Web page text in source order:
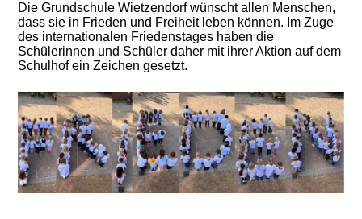
Die Grundschule Wietzendorf wünscht allen Menschen,
dass sie in Frieden und Freiheit leben können. Im Zuge
des internationalen Friedenstages haben die
Schülerinnen und Schüler daher mit ihrer Aktion auf dem
Schulhof ein Zeichen gesetzt.